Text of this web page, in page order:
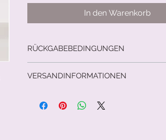
In den Warenkorb
RÜCKGABEBEDINGUNGEN
VERSANDINFORMATIONEN